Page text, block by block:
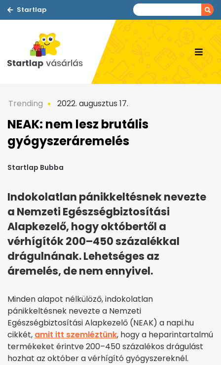
Startlap
Trending 2022. augusztus 17.
NEAK: nem lesz brutális
gyógyszeráremelés
Startlap Bubba
Indokolatlan pánikkeltésnek nevezte
a Nemzeti Egészségbiztosítási
Alapkezelő, hogy októbertől a
vérhígítók 200–450 százalékkal
drágulnának. Lehetséges az
áremelés, de nem ennyivel.
Minden alapot nélkülöző, indokolatlan
pánikkeltésnek nevezte a Nemzeti
Egészségbiztosítási Alapkezelő (NEAK) a napi.hu
cikkét, amit itt szemléztünk, hogy a heparintartalmú
termékeket érintve 200–450 százalékos drágulást
hozhat az október a vérhígító gyógyszereknél.